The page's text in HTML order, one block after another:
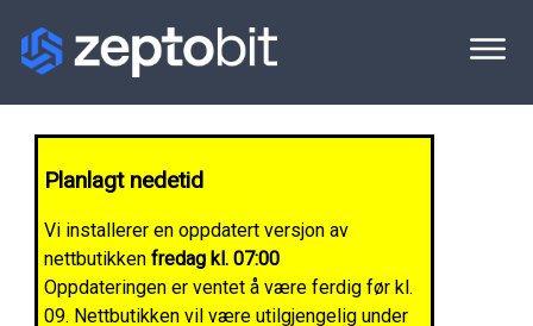
Planlagt nedetid
Vi installerer en oppdatert versjon av
nettbutikken fredag kl. 07:00
Oppdateringen er ventet å være ferdig før kl.
09. Nettbutikken vil være utilgjengelig under